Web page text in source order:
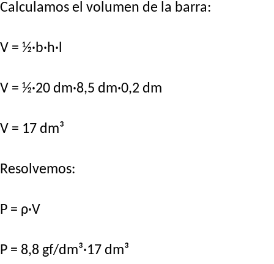
Calculamos el volumen de la barra:
V = ½·b·h·l
V = ½·20 dm·8,5 dm·0,2 dm
V = 17 dm³
Resolvemos:
P = ρ·V
P = 8,8 gf/dm³·17 dm³